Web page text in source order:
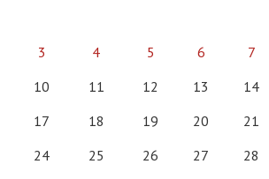
3
4 5 6 7
10
11 12 13 14
17
18 19 20 21
24
25 26 27 28